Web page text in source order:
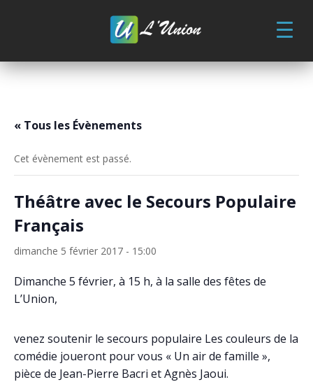
« Tous les Évènements
Cet évènement est passé.
Théâtre avec le Secours Populaire
Français
dimanche 5 février 2017 - 15:00
Dimanche 5 février, à 15 h, à la salle des fêtes de
L’Union,
venez soutenir le secours populaire Les couleurs de la
comédie joueront pour vous « Un air de famille »,
pièce de Jean-Pierre Bacri et Agnès Jaoui.